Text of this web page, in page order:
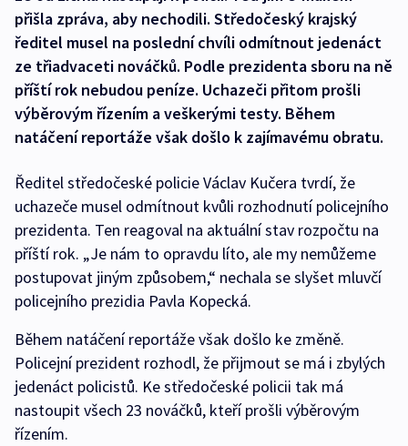
přišla zpráva, aby nechodili. Středočeský krajský
ředitel musel na poslední chvíli odmítnout jedenáct
ze třiadvaceti nováčků. Podle prezidenta sboru na ně
příští rok nebudou peníze. Uchazeči přitom prošli
výběrovým řízením a veškerými testy. Během
natáčení reportáže však došlo k zajímavému obratu.
Ředitel středočeské policie Václav Kučera tvrdí, že
uchazeče musel odmítnout kvůli rozhodnutí policejního
prezidenta. Ten reagoval na aktuální stav rozpočtu na
příští rok. „Je nám to opravdu líto, ale my nemůžeme
postupovat jiným způsobem,“ nechala se slyšet mluvčí
policejního prezidia Pavla Kopecká.
Během natáčení reportáže však došlo ke změně.
Policejní prezident rozhodl, že přijmout se má i zbylých
jedenáct policistů. Ke středočeské policii tak má
nastoupit všech 23 nováčků, kteří prošli výběrovým
řízením.